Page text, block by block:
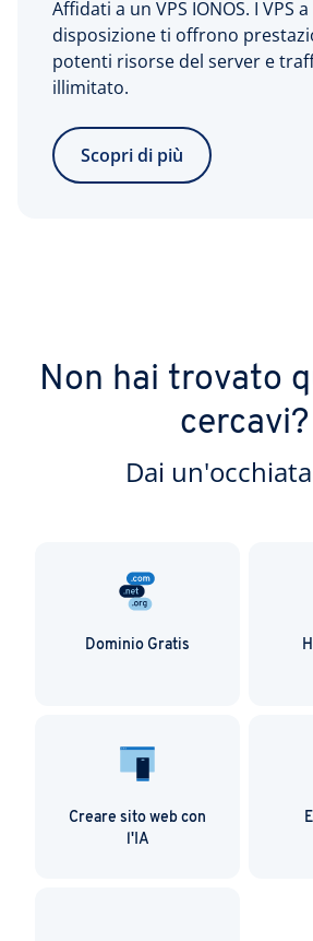
Affidati a un VPS IONOS. I VPS
disposizione ti offrono
potenti risorse del server e
illimitato.
Scopri di più
Non hai trovato
cercavi?
Dai
Dominio Gratis
Creare sito web con
l'IA